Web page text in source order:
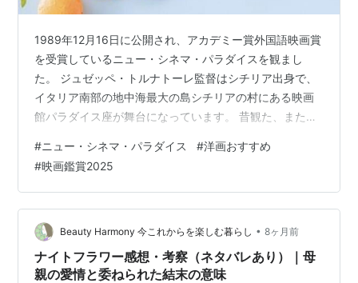
1989年12月16日に公開され、アカデミー賞外国語映画賞
を受賞しているニュー・シネマ・パラダイスを観まし
た。 ジュゼッペ・トルナトーレ監督はシチリア出身で、
イタリア南部の地中海最大の島シチリアの村にある映画
館パラダイス座が舞台になっています。 昔観た、また何
か。 ニュー・シネマ・パラダイスは年を重ねるごとに、
観るたびに深みを増していくようなノスタルジックな名
作です。 シチリアの街並み、透明度の高い海、時間がゆ
っくり流れるような南の島の空気感も心地良く感じられ
ます。 【ニュー・シネマ・パラダイスのあらすじ｜キャ
スト】 【数々の名言と年の差を超え…
#ニュー・シネマ・パラダイス #洋画おすすめ
#映画鑑賞2025
Beauty Harmony 今これからを楽しむ暮らし • 8ヶ月前
ナイトフラワー感想・考察（ネタバレあり）｜母
親の愛情と委ねられた結末の意味